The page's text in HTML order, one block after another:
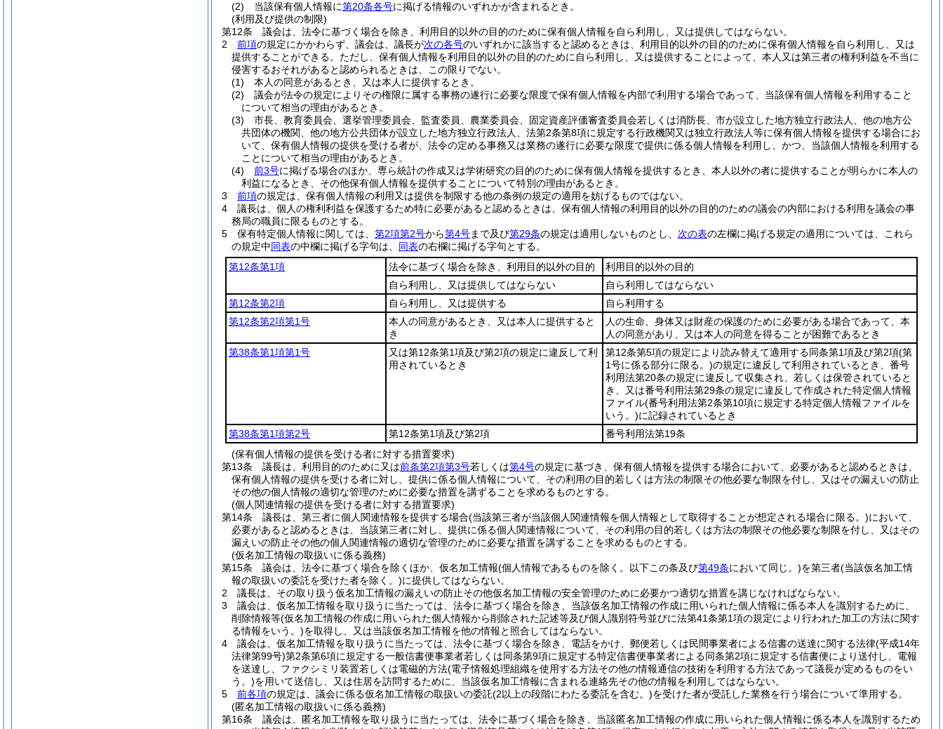
(2)
当該保有個人情報に第20条各号に掲げる情報のいずれかが含まれるとき。
(利用及び提供の制限)
第12条
議会は、法令に基づく場合を除き、利用目的以外の目的のために保有個人情報を自ら利用し、又は提供してはならない。
2
前項の規定にかかわらず、議会は、議長が次の各号のいずれかに該当すると認めるときは、利用目的以外の目的のために保有個人情報を自ら利用し、又は
提供することができる。 ただし、保有個人情報を利用目的以外の目的のために自ら利用し、又は提供することによって、本人又は第三者の権利利益を不当に
侵害するおそれがあると認められるときは、この限りでない。
(1)
本人の同意があるとき、又は本人に提供するとき。
(2)
議会が法令の規定によりその権限に属する事務の遂行に必要な限度で保有個人情報を内部で利用する場合であって、当該保有個人情報を利用すること
について相当の理由があるとき。
(3)
市長、教育委員会、選挙管理委員会、監査委員、農業委員会、固定資産評価審査委員会若しくは消防長、市が設立した地方独立行政法人、他の地方公
共団体の機関、他の地方公共団体が設立した地方独立行政法人、法第2条第8項に規定する行政機関又は独立行政法人等に保有個人情報を提供する場合にお
いて、保有個人情報の提供を受ける者が、法令の定める事務又は業務の遂行に必要な限度で提供に係る個人情報を利用し、かつ、当該個人情報を利用する
ことについて相当の理由があるとき。
(4)
前3号に掲げる場合のほか、専ら統計の作成又は学術研究の目的のために保有個人情報を提供するとき、本人以外の者に提供することが明らかに本人の
利益になるとき、その他保有個人情報を提供することについて特別の理由があるとき。
3
前項の規定は、保有個人情報の利用又は提供を制限する他の条例の規定の適用を妨げるものではない。
4
議長は、個人の権利利益を保護するため特に必要があると認めるときは、保有個人情報の利用目的以外の目的のための議会の内部における利用を議会の事
務局の職員に限るものとする。
5
保有特定個人情報に関しては、 第2項第2号から第4号まで及び第29条の規定は適用しないものとし、 次の表の左欄に掲げる規定の適用については、これら
の規定中同表の中欄に掲げる字句は、 同表の右欄に掲げる字句とする。
第12条第1項
法令に基づく場合を除き、利用目的以外の目的
利用目的以外の目的
自ら利用し、又は提供してはならない
自ら利用してはならない
第12条第2項
自ら利用し、又は提供する
自ら利用する
第12条第2項第1号
本人の同意があるとき、又は本人に提供すると
き
人の生命、身体又は財産の保護のために必要がある場合であって、本
人の同意があり、又は本人の同意を得ることが困難であるとき
第38条第1項第1号
又は第12条第1項及び第2項の規定に違反して利
用されているとき
第12条第5項の規定により読み替えて適用する同条第1項及び第2項(第
1号に係る部分に限る。)の規定に違反して利用されているとき、番号
利用法第20条の規定に違反して収集され、若しくは保管されていると
き、又は番号利用法第29条の規定に違反して作成された特定個人情報
ファイル(番号利用法第2条第10項に規定する特定個人情報ファイルを
いう。)に記録されているとき
第38条第1項第2号
第12条第1項及び第2項
番号利用法第19条
(保有個人情報の提供を受ける者に対する措置要求)
第13条
議長は、利用目的のために又は前条第2項第3号若しくは第4号の規定に基づき、保有個人情報を提供する場合において、必要があると認めるときは、
保有個人情報の提供を受ける者に対し、提供に係る個人情報について、その利用の目的若しくは方法の制限その他必要な制限を付し、又はその漏えいの防止
その他の個人情報の適切な管理のために必要な措置を講ずることを求めるものとする。
(個人関連情報の提供を受ける者に対する措置要求)
第14条
議長は、第三者に個人関連情報を提供する場合(当該第三者が当該個人関連情報を個人情報として取得することが想定される場合に限る。)において、
必要があると認めるときは、当該第三者に対し、提供に係る個人関連情報について、その利用の目的若しくは方法の制限その他必要な制限を付し、又はその
漏えいの防止その他の個人関連情報の適切な管理のために必要な措置を講ずることを求めるものとする。
(仮名加工情報の取扱いに係る義務)
第15条
議会は、法令に基づく場合を除くほか、仮名加工情報(個人情報であるものを除く。以下この条及び第49条において同じ。)を第三者(当該仮名加工情
報の取扱いの委託を受けた者を除く。)に提供してはならない。
2
議長は、その取り扱う仮名加工情報の漏えいの防止その他仮名加工情報の安全管理のために必要かつ適切な措置を講じなければならない。
3
議会は、仮名加工情報を取り扱うに当たっては、法令に基づく場合を除き、当該仮名加工情報の作成に用いられた個人情報に係る本人を識別するために、
削除情報等(仮名加工情報の作成に用いられた個人情報から削除された記述等及び個人識別符号並びに法第41条第1項の規定により行われた加工の方法に関す
る情報をいう。)を取得し、又は当該仮名加工情報を他の情報と照合してはならない。
4
議会は、仮名加工情報を取り扱うに当たっては、法令に基づく場合を除き、電話をかけ、郵便若しくは民間事業者による信書の送達に関する法律(平成14年
法律第99号)第2条第6項に規定する一般信書便事業者若しくは同条第9項に規定する特定信書便事業者による同条第2項に規定する信書便により送付し、電報
を送達し、ファクシミリ装置若しくは電磁的方法(電子情報処理組織を使用する方法その他の情報通信の技術を利用する方法であって議長が定めるものをい
う。)を用いて送信し、又は住居を訪問するために、当該仮名加工情報に含まれる連絡先その他の情報を利用してはならない。
5
前各項の規定は、議会に係る仮名加工情報の取扱いの委託(2以上の段階にわたる委託を含む。)を受けた者が受託した業務を行う場合について準用する。
(匿名加工情報の取扱いに係る義務)
第16条
議会は、匿名加工情報を取り扱うに当たっては、法令に基づく場合を除き、当該匿名加工情報の作成に用いられた個人情報に係る本人を識別するため